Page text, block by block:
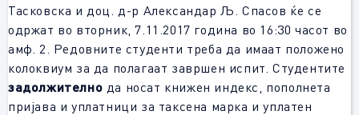
Тасковска и доц. д-р Александар Љ. Спасов ќе се
одржат во вторник, 7.11.2017 година во 16:30 часот во
амф. 2. Редовните студенти треба да имаат положено
колоквиум за да полагаат завршен испит. Студентите
задолжително да носат книжен индекс, пополнета
пријава и уплатници за таксена марка и уплатен